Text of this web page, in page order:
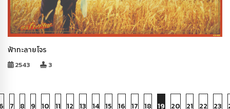
ฟ้าทะลายโจร
2543 3
7 8 9 10 11 12 13 14 15 16 17 18 19 20 21 22 23